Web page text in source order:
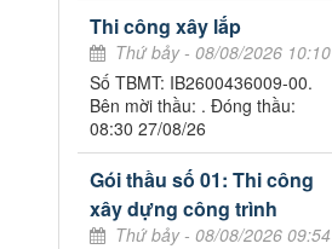
Thi công xây lắp
Thứ bảy - 08/08/2026 10:10
Số TBMT: IB2600436009-00.
Bên mời thầu: . Đóng thầu:
08:30 27/08/26
Gói thầu số 01: Thi công
xây dựng công trình
Thứ bảy - 08/08/2026 09:54